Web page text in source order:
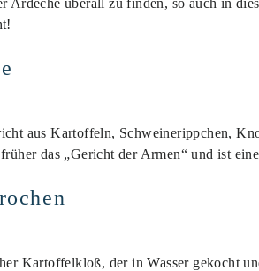
Ardèche überall zu finden, so auch in
aus Kartoffeln, Schweinerippchen,
das „Gericht der Armen“ und ist
Kartoffelkloß, der in Wasser gekocht